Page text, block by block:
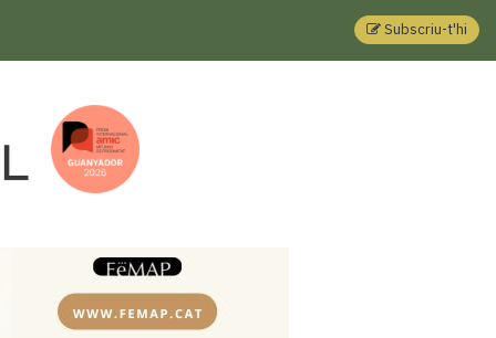
Subscriu-t'hi